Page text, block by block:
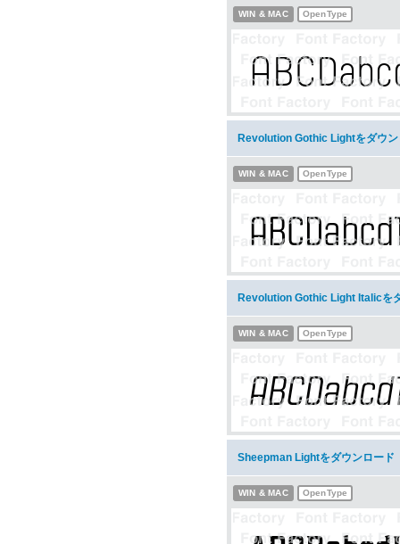
WIN & MAC OpenType
Revolution Gothic Lightをダウン
WIN & MAC OpenType
Revolution Gothic Light Italicを
WIN & MAC OpenType
Sheepman Lightをダウンロード
WIN & MAC OpenType